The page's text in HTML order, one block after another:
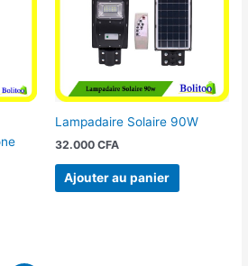
Lampadaire Solaire 90W
32.000 CFA
Ajouter au panier